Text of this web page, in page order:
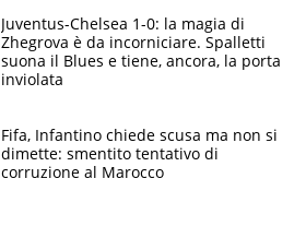
Juventus-Chelsea 1-0: la magia di
Zhegrova è da incorniciare. Spalletti
suona il Blues e tiene, ancora, la porta
inviolata
Fifa, Infantino chiede scusa ma non si
dimette: smentito tentativo di
corruzione al Marocco